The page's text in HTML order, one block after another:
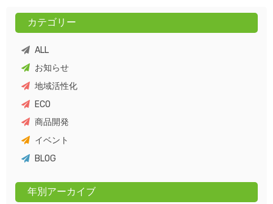
カテゴリー
ALL
お知らせ
地域活性化
ECO
商品開発
イベント
BLOG
年別アーカイブ